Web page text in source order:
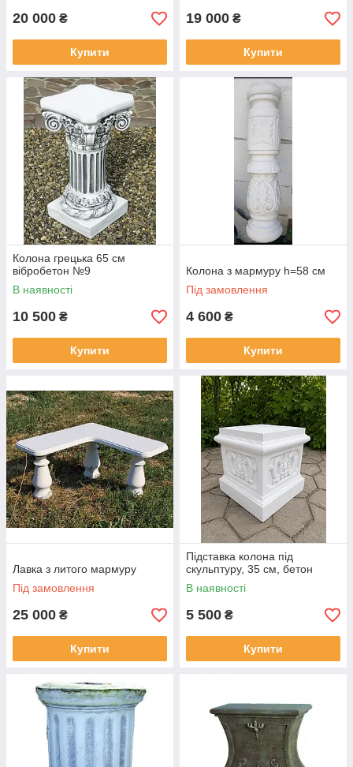
20 000 ₴
Купити
19 000 ₴
Купити
Колона грецька 65 см
вібробетон №9
В наявності
10 500 ₴
Купити
Колона з мармуру h=58 см
Під замовлення
4 600 ₴
Купити
Лавка з литого мармуру
Під замовлення
25 000 ₴
Купити
Підставка колона під
скульптуру, 35 см, бетон
В наявності
5 500 ₴
Купити